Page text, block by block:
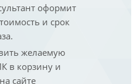
оформит
и срок
желаемую
в корзину и
сайте